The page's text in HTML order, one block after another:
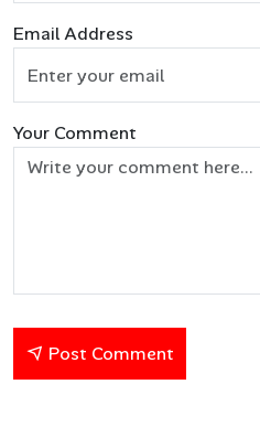
Email Address
Your Comment
Post Comment